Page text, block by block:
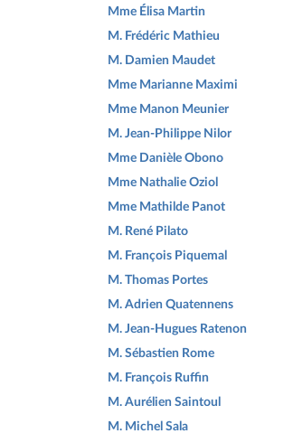
Mme Élisa Martin
M. Frédéric Mathieu
M. Damien Maudet
Mme Marianne Maximi
Mme Manon Meunier
M. Jean-Philippe Nilor
Mme Danièle Obono
Mme Nathalie Oziol
Mme Mathilde Panot
M. René Pilato
M. François Piquemal
M. Thomas Portes
M. Adrien Quatennens
M. Jean-Hugues Ratenon
M. Sébastien Rome
M. François Ruffin
M. Aurélien Saintoul
M. Michel Sala